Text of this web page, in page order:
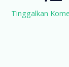
Tinggalkan